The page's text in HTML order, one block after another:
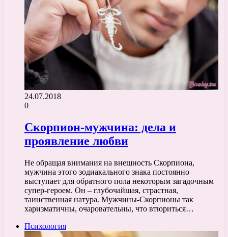
24.07.2018
0
Скорпион-мужчина: дела и
проявление любви
Не обращая внимания на внешность Скорпиона,
мужчина этого зодиакального знака постоянно
выступает для обратного пола некоторым загадочным
супер-героем. Он – глубочайшая, страстная,
таинственная натура. Мужчины-Скорпионы так
харизматичны, очаровательны, что втюриться…
Психология